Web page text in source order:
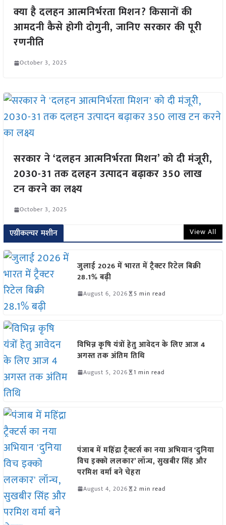
क्या है दलहन आत्मनिर्भरता मिशन? किसानों की
आमदनी कैसे होगी दोगुनी, जानिए सरकार की पूरी
रणनीति
October 3, 2025
सरकार ने ‘दलहन आत्मनिर्भरता मिशन’ को दी मंजूरी,
2030-31 तक दलहन उत्पादन बढ़ाकर 350 लाख
टन करने का लक्ष्य
October 3, 2025
एग्रीकल्चर मशीन View All
जुलाई 2026 में भारत में ट्रैक्टर रिटेल बिक्री
28.1% बढ़ी
August 6, 2026 5 min read
विभिन्न कृषि यंत्रों हेतु आवेदन के लिए आज 4
अगस्त तक अंतिम तिथि
August 5, 2026 1 min read
पंजाब में महिंद्रा ट्रैक्टर्स का नया अभियान ‘दुनिया
विच इक्को ललकार’ लॉन्च, सुखबीर सिंह और
परमिश वर्मा बने चेहरा
August 4, 2026 2 min read